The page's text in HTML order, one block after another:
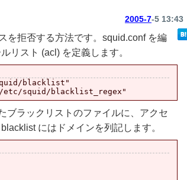
2005-7-5 13:43
を拒否する方法です。squid.conf を編
リスト (acl) を定義します。
blacklist"
ブラックリストのファイルに、アクセ
にはドメインを列記します。